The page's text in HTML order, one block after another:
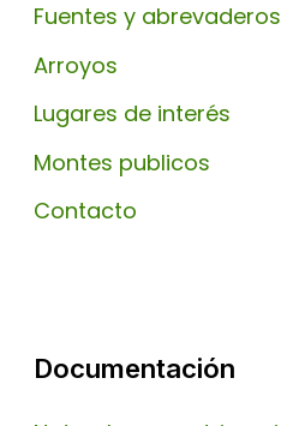
Fuentes y abrevaderos
Arroyos
Lugares de interés
Montes publicos
Contacto
Documentación